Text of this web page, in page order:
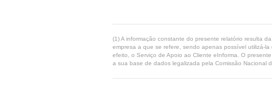
(1) A informação constante do presente relatório resulta
empresa a que se refere, sendo apenas possível utilizá-
efeito, o Serviço de Apoio ao Cliente eInforma. O
a sua base de dados legalizada pela Comissão Nacional